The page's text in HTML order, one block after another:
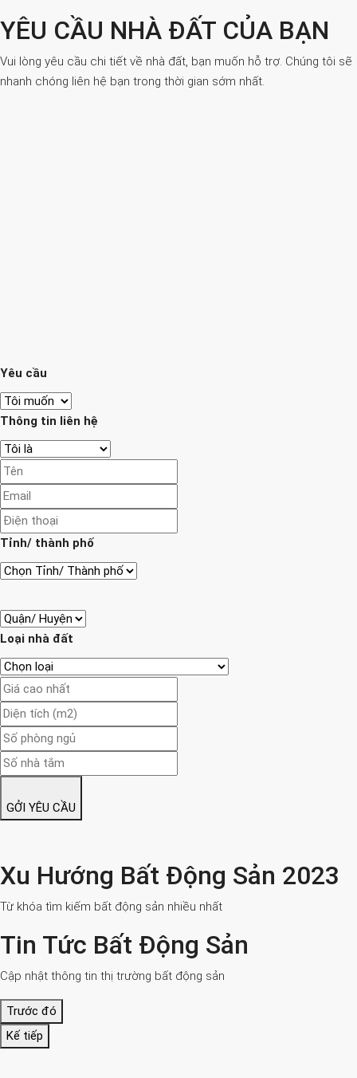
YÊU CẦU NHÀ ĐẤT CỦA BẠN
Vui lòng yêu cầu chi tiết về nhà đất, bạn muốn hỗ trợ. Chúng tôi sẽ
nhanh chóng liên hệ bạn trong thời gian sớm nhất.
Yêu cầu
Thông tin liên hệ
Tỉnh/ thành phố
Loại nhà đất
GỞI YÊU CẦU
Xu Hướng Bất Động Sản 2023
Từ khóa tìm kiếm bất động sản nhiều nhất
Tin Tức Bất Động Sản
Cập nhật thông tin thị trường bất động sản
Trước đó
Kế tiếp